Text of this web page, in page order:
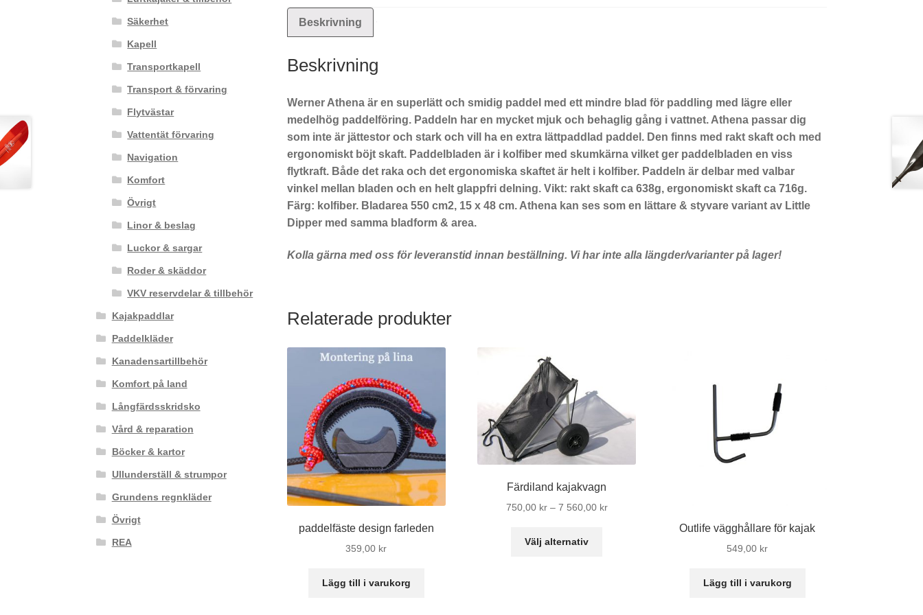
Beskrivning
Beskrivning
Werner Athena är en superlätt och smidig paddel med ett mindre blad för paddling med lägre eller
medelhög paddelföring. Paddeln har en mycket mjuk och behaglig gång i vattnet. Athena passar dig
som inte är jättestor och stark och vill ha en extra lättpaddlad paddel. Den finns med rakt skaft och med
ergonomiskt böjt skaft. Paddelbladen är i kolfiber med skumkärna vilket ger paddelbladen en viss
flytkraft. Både det raka och det ergonomiska skaftet är helt i kolfiber. Paddeln är delbar med valbar
vinkel mellan bladen och en helt glappfri delning. Vikt: rakt skaft ca 638g, ergonomiskt skaft ca 716g.
Färg: kolfiber. Bladarea 550 cm2, 15 x 48 cm. Athena kan ses som en lättare & styvare variant av Little
Dipper med samma bladform & area.
Kolla gärna med oss för leveranstid innan beställning. Vi har inte alla längder/varianter på lager!
Relaterade produkter
paddelfäste design farleden
359,00 kr
Lägg till i varukorg
Färdiland kajakvagn
750,00 kr – 7 560,00 krPrisintervall:
Välj alternativ
Outlife vägghållare för kajak
549,00 kr
Lägg till i varukorg
Säkerhet
Kapell
Transportkapell
Transport & förvaring
Flytvästar
Vattentät förvaring
Navigation
Komfort
Övrigt
Linor & beslag
Luckor & sargar
Roder & skäddor
VKV reservdelar & tillbehör
Kajakpaddlar
Paddelkläder
Kanadensartillbehör
Komfort på land
Långfärdsskridsko
Vård & reparation
Böcker & kartor
Ullunderställ & strumpor
Grundens regnkläder
Övrigt
REA